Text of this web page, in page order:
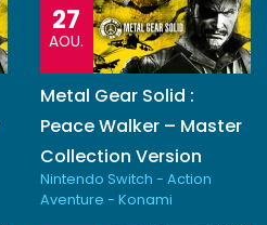
27
AOU.
Metal Gear Solid :
Peace Walker – Master
Collection Version
Nintendo Switch - Action
Aventure - Konami